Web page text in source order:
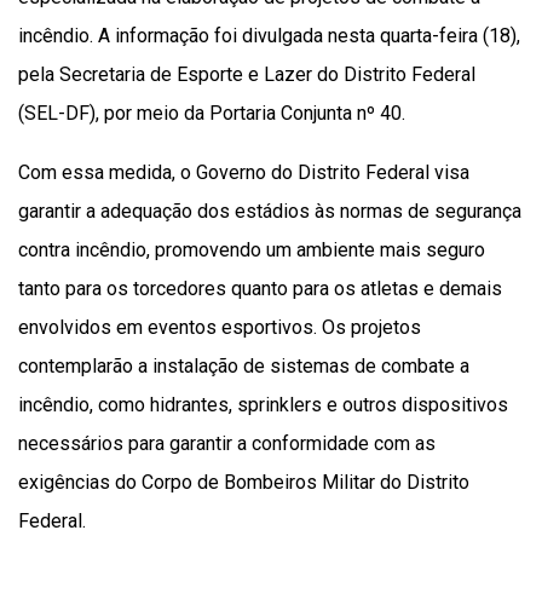
incêndio. A informação foi divulgada nesta quarta-feira (18),
pela Secretaria de Esporte e Lazer do Distrito Federal
(SEL-DF), por meio da Portaria Conjunta nº 40.
Com essa medida, o Governo do Distrito Federal visa
garantir a adequação dos estádios às normas de segurança
contra incêndio, promovendo um ambiente mais seguro
tanto para os torcedores quanto para os atletas e demais
envolvidos em eventos esportivos. Os projetos
contemplarão a instalação de sistemas de combate a
incêndio, como hidrantes, sprinklers e outros dispositivos
necessários para garantir a conformidade com as
exigências do Corpo de Bombeiros Militar do Distrito
Federal.